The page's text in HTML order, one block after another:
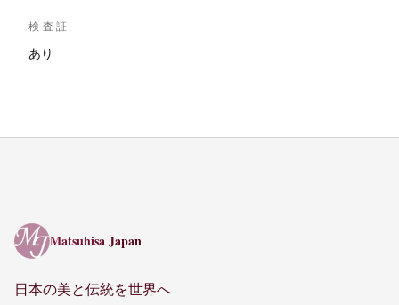
検査証
あり
Matsuhisa Japan
Matsuhisa Japan
日本の美と伝統を世界へ